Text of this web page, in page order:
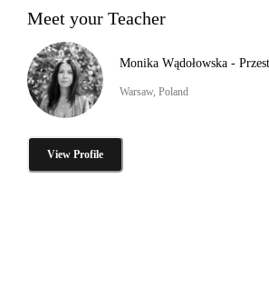
Meet your Teacher
Monika Wądołowska -
Warsaw, Poland
View Profile